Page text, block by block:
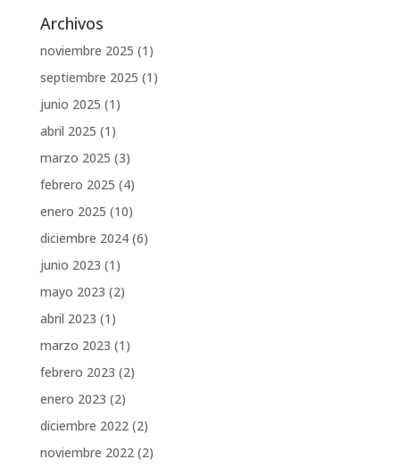
Archivos
noviembre 2025 (1)
septiembre 2025 (1)
junio 2025 (1)
abril 2025 (1)
marzo 2025 (3)
febrero 2025 (4)
enero 2025 (10)
diciembre 2024(6)
junio 2023 (1)
mayo 2023 (2)
abril 2023 (1)
marzo 2023 (1)
febrero 2023 (2)
enero 2023 (2)
diciembre 2022(2)
noviembre 2022(2)